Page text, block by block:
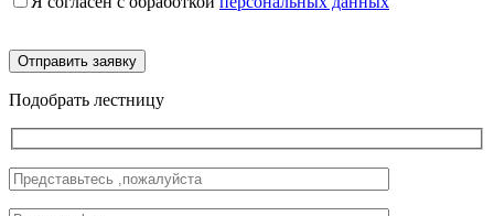
Подобрать лестницу